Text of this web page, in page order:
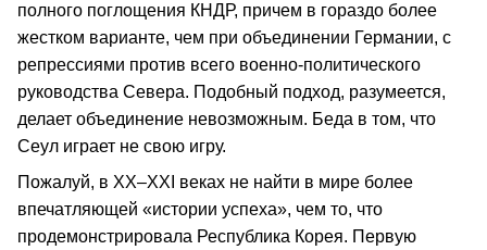
полного поглощения КНДР, причем в гораздо более
жестком варианте, чем при объединении Германии, с
репрессиями против всего военно-политического
руководства Севера. Подобный подход, разумеется,
делает объединение невозможным. Беда в том, что
Сеул играет не свою игру.
Пожалуй, в ХХ–ХХI веках не найти в мире более
впечатляющей «истории успеха», чем то, что
продемонстрировала Республика Корея. Первую